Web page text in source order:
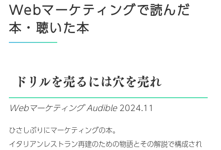
Webマーケティングで読んだ
本・聴いた本
ドリルを売るには穴を売れ
Webマーケティング Audible 2024.11
ひさしぶりにマーケティングの本。
イタリアンレストラン再建のための物語とその解説で構成され